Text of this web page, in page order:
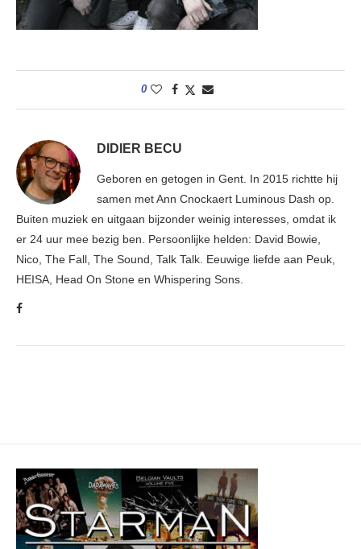
0
DIDIER BECU
Geboren en getogen in Gent. In 2015 richtte hij
samen met Ann Cnockaert Luminous Dash op.
Buiten muziek en uitgaan bijzonder weinig interesses, omdat ik
er 24 uur mee bezig ben. Persoonlijke helden: David Bowie,
Nico, The Fall, The Sound, Talk Talk. Eeuwige liefde aan Peuk,
HEISA, Head On Stone en Whispering Sons.